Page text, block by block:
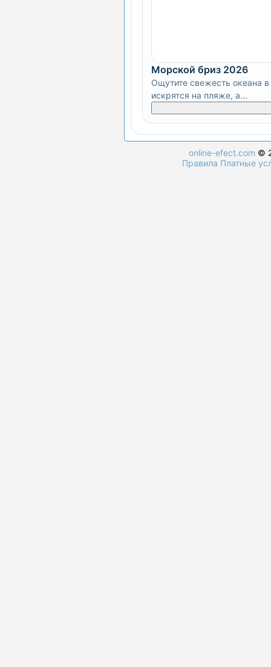
Морской бриз 2026
Ощутите свежесть океана
искрятся на пляже, а...
online-efect.com ©
Правила Платные